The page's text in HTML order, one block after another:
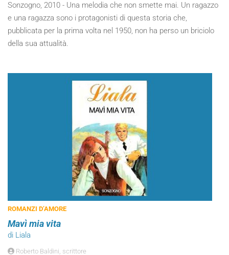
Sonzogno, 2010 - Una melodia che non smette mai. Un ragazzo
e una ragazza sono i protagonisti di questa storia che,
pubblicata per la prima volta nel 1950, non ha perso un briciolo
della sua attualità.
ROMANZI D’AMORE
Mavì mia vita
di Liala
Roberto Baldini, scrittore